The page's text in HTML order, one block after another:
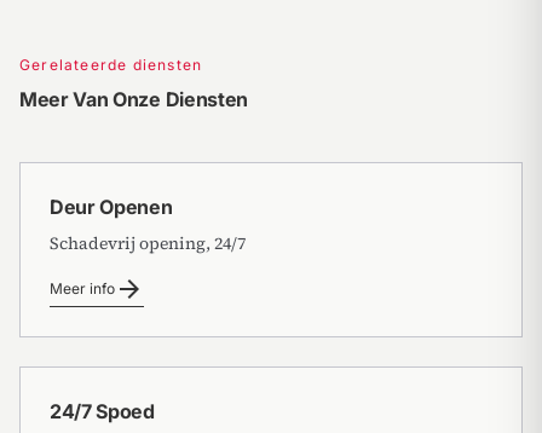
Gerelateerde diensten
Meer Van Onze Diensten
Deur Openen
Schadevrij opening, 24/7
Meer info arrow_forward
24/7 Spoed